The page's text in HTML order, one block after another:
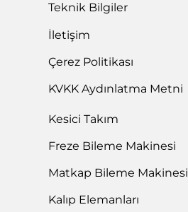
Teknik Bilgiler
İletişim
Çerez Politikası
KVKK Aydınlatma Metni
Kesici Takım
Freze Bileme Makinesi
Matkap Bileme Makinesi
Kalıp Elemanları